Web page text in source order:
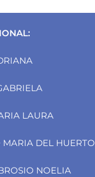
LAURA
DEL HUERTO
NOELIA